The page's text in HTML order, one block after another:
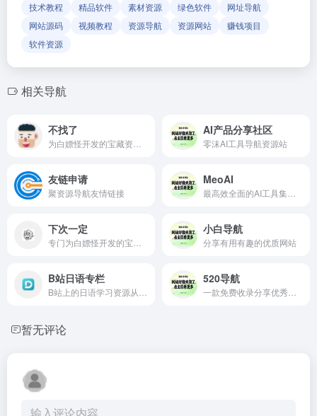
技术教程
精品软件 素材资源 绿色软件
网址导航
网站源码
视频教程 资源导航 资源网站
赚钱项目
软件资源
相关导航
不找了 AI产品分享社区
零沫AI工具导航资源站
友链申请
聚资源导航友情链接
MeoAI
下次一定 小白导航
分享有用有趣的优质网站
B站日语专栏 520导航
暂无评论